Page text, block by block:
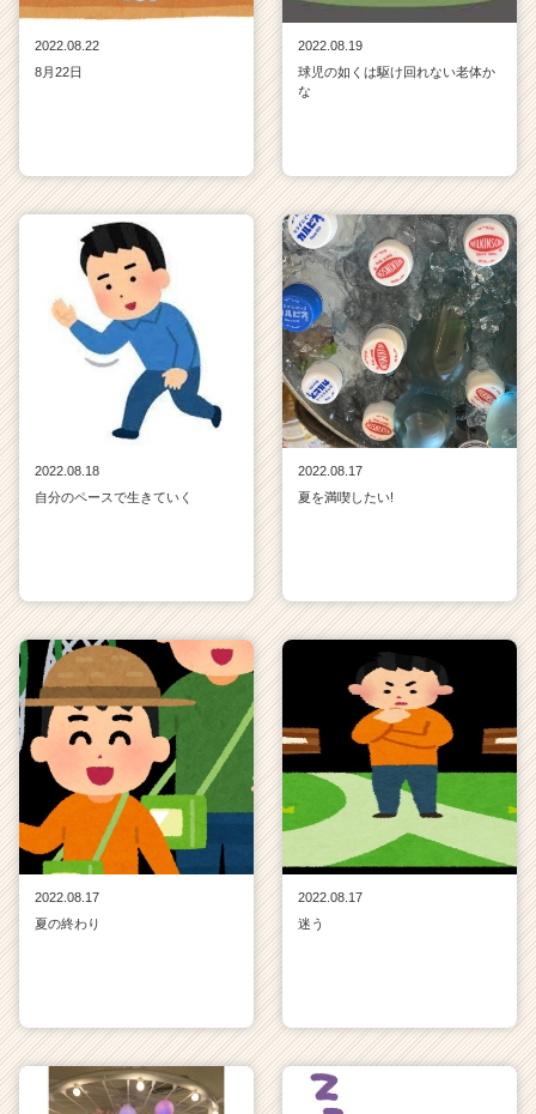
2022.08.22
8月22日
2022.08.19
球児の如くは駆け回れない老体か
な
2022.08.18
自分のペースで生きていく
2022.08.17
夏を満喫したい!
2022.08.17
夏の終わり
2022.08.17
迷う